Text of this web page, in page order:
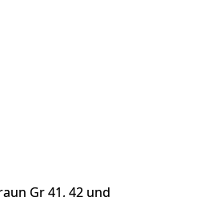
Gr 41, 42 und